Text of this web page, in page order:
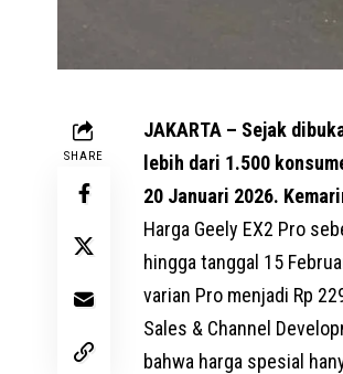
SHARE
JAKARTA – Sejak
lebih dari 1.500
20 Januari 2026.
Harga Geely EX2 Pro
hingga tanggal 15
varian Pro menjadi Rp
Sales & Channel
bahwa harga spesial